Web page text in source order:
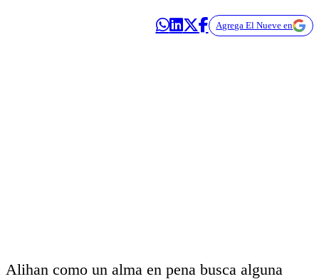
Agrega El Nueve en
Alihan como un alma en pena busca alguna